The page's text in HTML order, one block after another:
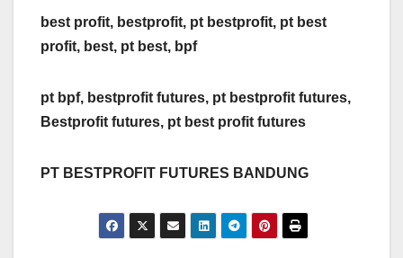
best profit, bestprofit, pt bestprofit, pt best
profit, best, pt best, bpf
pt bpf, bestprofit futures, pt bestprofit futures,
Bestprofit futures, pt best profit futures
PT BESTPROFIT FUTURES BANDUNG